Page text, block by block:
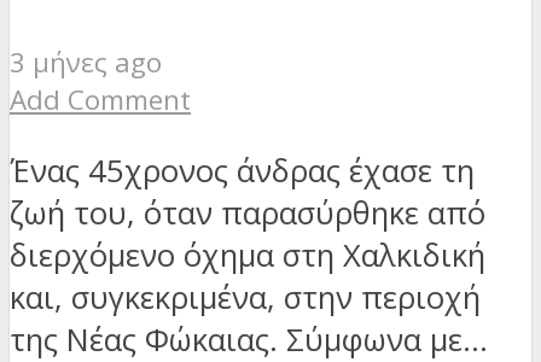
3 μήνες ago
Add Comment
Ένας 45χρονος άνδρας έχασε τη
ζωή του, όταν παρασύρθηκε από
διερχόμενο όχημα στη Χαλκιδική
και, συγκεκριμένα, στην περιοχή
της Νέας Φώκαιας. Σύμφωνα με...